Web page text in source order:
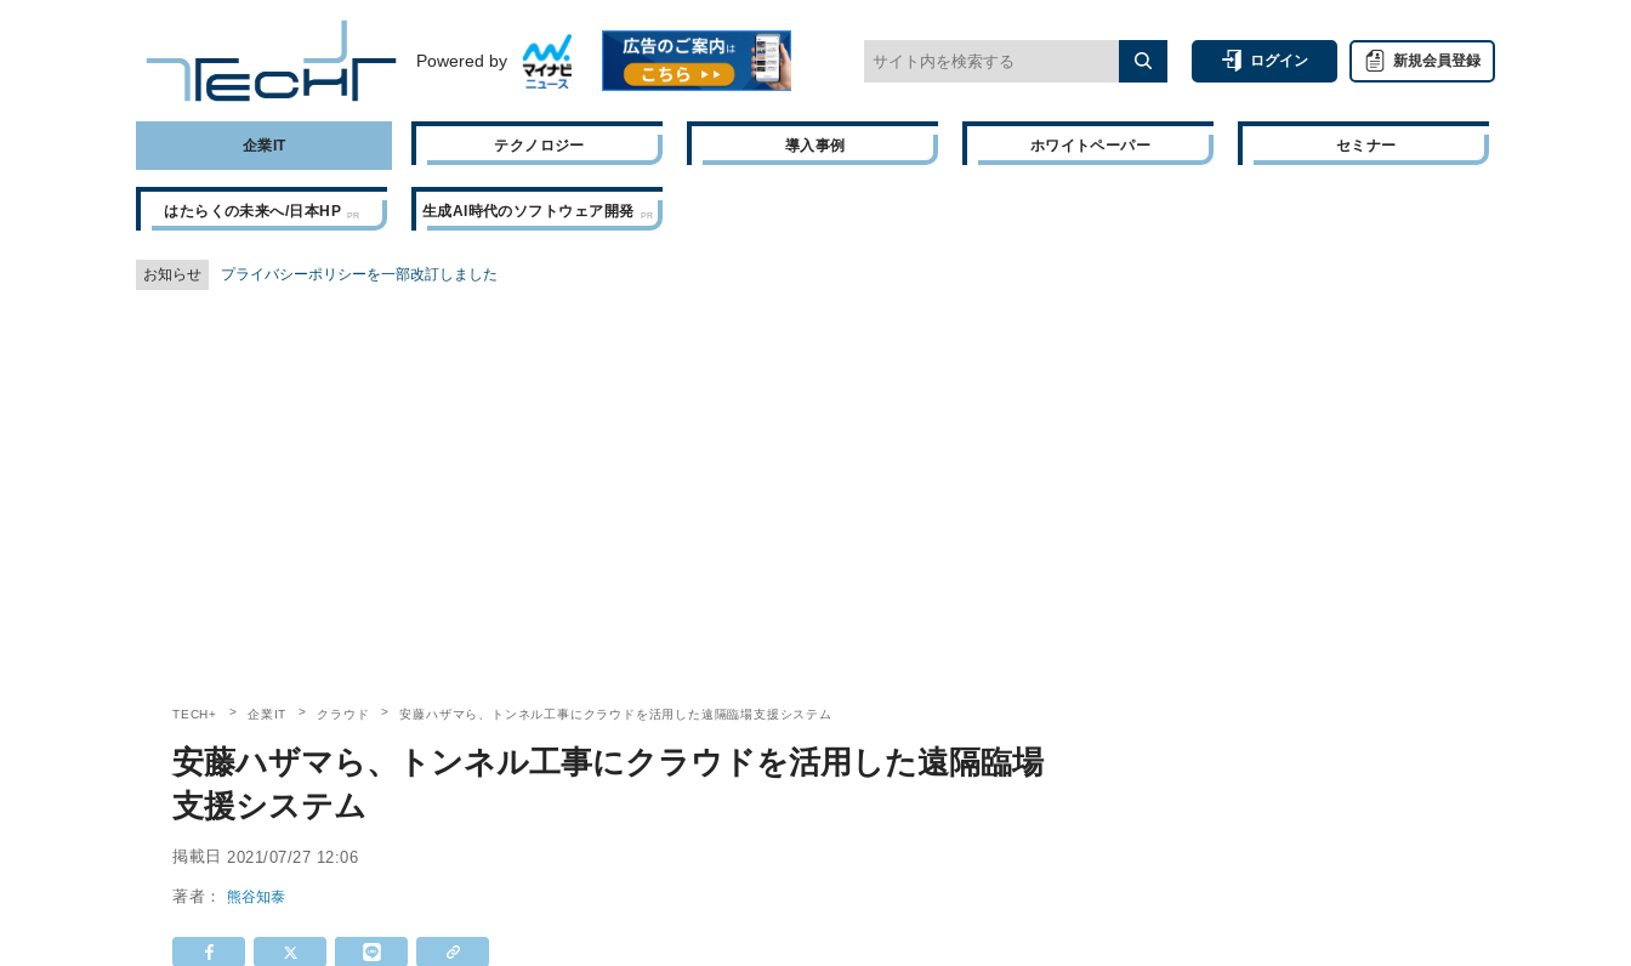
Powered by ログイン 新規会員登録
企業IT テクノロジー 導入事例 ホワイトペーパー セミナー
はたらくの未来へ/日本HP 生成AI時代のソフトウェア開発
お知らせ プライバシーポリシーを一部改訂しました
TECH+ 企業IT クラウド 安藤ハザマら、トンネル工事にクラウドを活用した遠隔臨場支援システム
安藤ハザマら、トンネル工事にクラウドを活用した遠隔臨場
支援システム
掲載日 2021/07/27 12:06
著者：熊谷知泰